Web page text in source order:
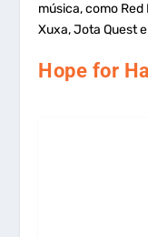
música, como
Xuxa, Jota Quest
Hope for